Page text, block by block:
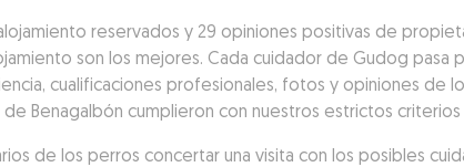
reservados y 29 opiniones positivas de
son los mejores. Cada cuidador de Gudog pasa
cualificaciones profesionales, fotos y opiniones de
Benagalbón cumplieron con nuestros estrictos
de los perros concertar una visita con los posibles